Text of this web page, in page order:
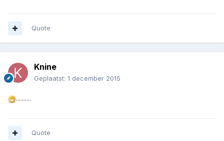
Quote
Knine
Geplaatst: 1 december 2015
..........
Quote